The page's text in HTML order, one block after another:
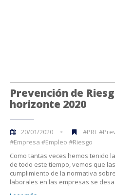
Prevención de
horizonte 2020
20/01/2020
#PRL
#Empresa #Empleo #Riesgo
Como tantas veces hemos tenido
de todo este tiempo, vemos que
cumplimiento de la normativa
laborales en las empresas se